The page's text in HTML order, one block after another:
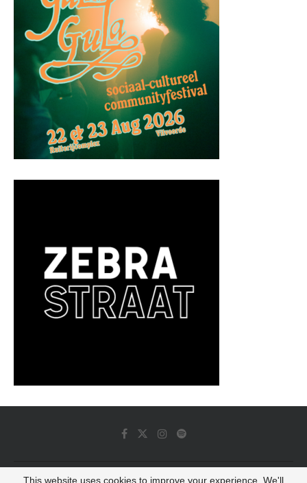
© 2022 - Luminous Dash All Rights Reserved
This website uses cookies to improve your experience. We'll